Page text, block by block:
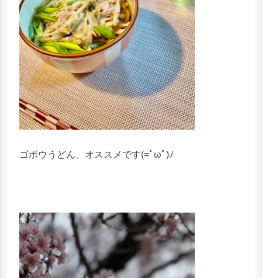
ゴボウうどん、オススメです(=ﾟωﾟ)ﾉ